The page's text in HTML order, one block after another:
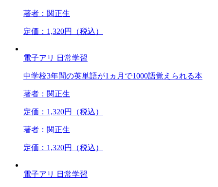
著者：関正生
定価：1,320円（税込）
電子アリ 日常学習
中学校3年間の英単語が1ヵ月で1000語覚えられる本
著者：関正生
定価：1,320円（税込）
著者：関正生
定価：1,320円（税込）
電子アリ 日常学習